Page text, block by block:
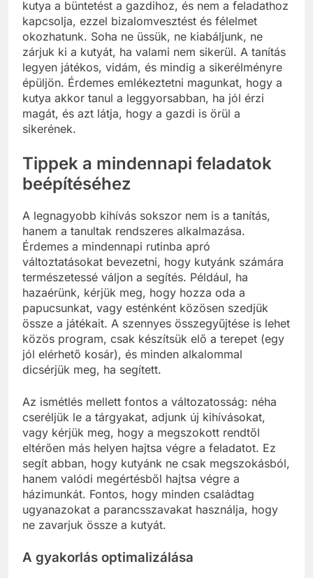
kutya a büntetést a gazdihoz, és nem a feladathoz
kapcsolja, ezzel bizalomvesztést és félelmet
okozhatunk. Soha ne üssük, ne kiabáljunk, ne
zárjuk ki a kutyát, ha valami nem sikerül. A tanítás
legyen játékos, vidám, és mindig a sikerélményre
épüljön. Érdemes emlékeztetni magunkat, hogy a
kutya akkor tanul a leggyorsabban, ha jól érzi
magát, és azt látja, hogy a gazdi is örül a
sikerének.
Tippek a mindennapi feladatok
beépítéséhez
A legnagyobb kihívás sokszor nem is a tanítás,
hanem a tanultak rendszeres alkalmazása.
Érdemes a mindennapi rutinba apró
változtatásokat bevezetni, hogy kutyánk számára
természetessé váljon a segítés. Például, ha
hazaérünk, kérjük meg, hogy hozza oda a
papucsunkat, vagy esténként közösen szedjük
össze a játékait. A szennyes összegyűjtése is lehet
közös program, csak készítsük elő a terepet (egy
jól elérhető kosár), és minden alkalommal
dicsérjük meg, ha segített.
Az ismétlés mellett fontos a változatosság: néha
cseréljük le a tárgyakat, adjunk új kihívásokat,
vagy kérjük meg, hogy a megszokott rendtől
eltérően más helyen hajtsa végre a feladatot. Ez
segít abban, hogy kutyánk ne csak megszokásból,
hanem valódi megértésből hajtsa végre a
házimunkát. Fontos, hogy minden családtag
ugyanazokat a parancsszavakat használja, hogy
ne zavarjuk össze a kutyát.
A gyakorlás optimalizálása